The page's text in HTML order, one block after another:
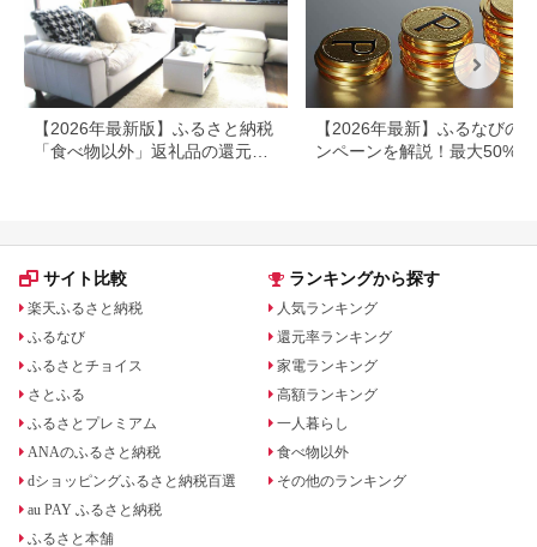
【2026年最新版】ふるさと納税
「食べ物以外」返礼品の還元率
【2026年最新】ふるなびの
ンペーンを解説！最大50%還
サイト比較
楽天ふるさと納税
ふるなび
ふるさとチョイス
さとふる
ふるさとプレミアム
ANAのふるさと納税
dショッピングふるさと納税百選
au PAY ふるさと納税
ふるさと本舗
ランキングから探す
人気ランキング
還元率ランキング
家電ランキング
高額ランキング
一人暮らし
食べ物以外
その他のランキング